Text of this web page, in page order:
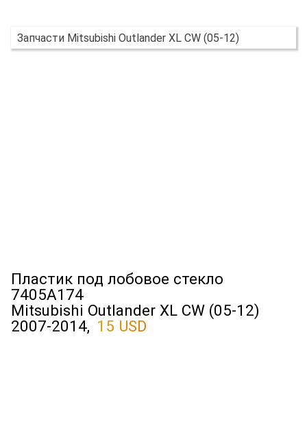
Запчасти Mitsubishi Outlander XL CW (05-12)
Пластик под лобовое стекло
7405A174
Mitsubishi Outlander XL CW (05-12)
2007-2014, 15 USD